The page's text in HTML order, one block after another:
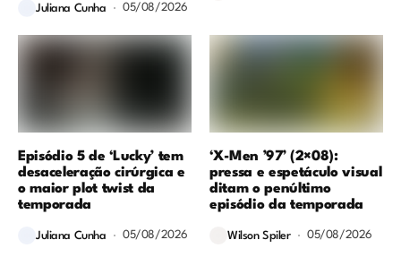
Juliana Cunha 05/08/2026
Episódio 5 de ‘Lucky’ tem
desaceleração cirúrgica e
o maior plot twist da
temporada
Juliana Cunha 05/08/2026
‘X-Men ’97’ (2×08):
pressa e espetáculo visual
ditam o penúltimo
episódio da temporada
Wilson Spiler 05/08/2026